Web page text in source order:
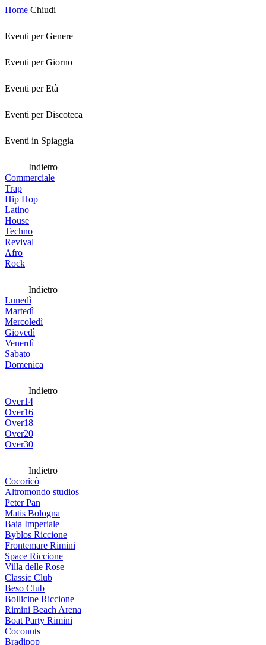
Home Chiudi
Eventi per Genere
Eventi per Giorno
Eventi per Età
Eventi per Discoteca
Eventi in Spiaggia
Indietro
Commerciale
Trap
Hip Hop
Latino
House
Techno
Revival
Afro
Rock
Indietro
Lunedì
Martedì
Mercoledì
Giovedì
Venerdì
Sabato
Domenica
Indietro
Over14
Over16
Over18
Over20
Over30
Indietro
Cocoricò
Altromondo studios
Peter Pan
Matis Bologna
Baia Imperiale
Byblos Riccione
Frontemare Rimini
Space Riccione
Villa delle Rose
Classic Club
Beso Club
Bollicine Riccione
Rimini Beach Arena
Boat Party Rimini
Coconuts
Bradipop